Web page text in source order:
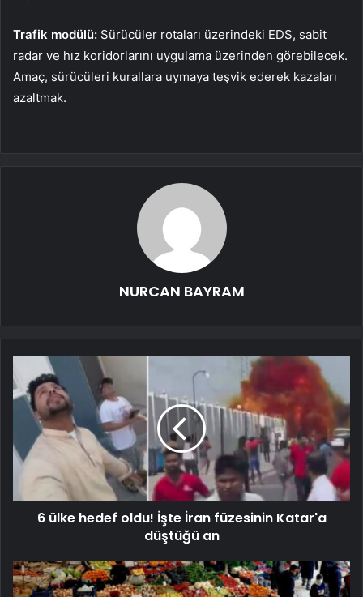
Trafik modülü: Sürücüler rotaları üzerindeki EDS, sabit
radar ve hız koridorlarını uygulama üzerinden görebilecek.
Amaç, sürücüleri kurallara uymaya teşvik ederek kazaları
azaltmak.
NURCAN BAYRAM
6 ülke hedef oldu! İşte İran füzesinin Katar'a
düştüğü an